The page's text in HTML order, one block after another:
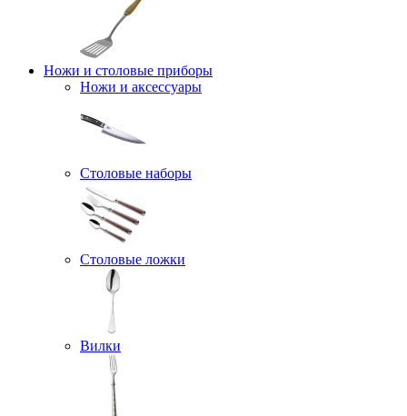
Ножи и столовые приборы
Ножи и аксессуары
Столовые наборы
Столовые ложки
Вилки